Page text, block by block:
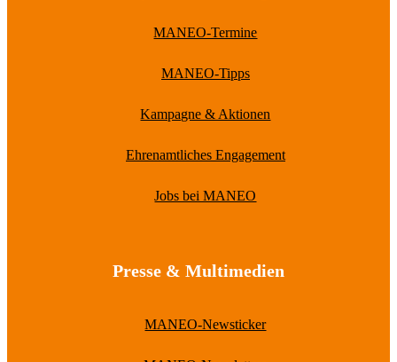
MANEO-Termine
MANEO-Tipps
Kampagne & Aktionen
Ehrenamtliches Engagement
Jobs bei MANEO
Presse & Multimedien
MANEO-Newsticker